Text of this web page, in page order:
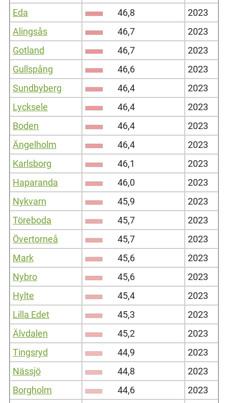
Eda 46,8
2023
Alingsås
46,7
2023
Gotland
46,7
2023
Gullspång
46,6
2023
Sundbyberg
46,4
2023
Lycksele
46,4
2023
Boden
46,4
2023
Ängelholm
46,4
2023
Karlsborg
46,1
2023
Haparanda
46,0
2023
Nykvarn
45,9
2023
Töreboda
45,7
2023
Övertorneå
45,7
2023
Mark
45,6
2023
Nybro
45,6
2023
Hylte
45,4
2023
Lilla Edet
45,3
2023
Älvdalen
45,2
2023
Tingsryd
44,9
2023
Nässjö
44,8
2023
Borgholm
44,6
2023